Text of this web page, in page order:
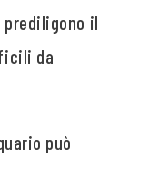
il
da
può